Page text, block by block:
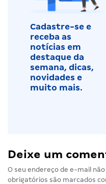
Cadastre-se e
receba as
notícias em
destaque da
semana, dicas,
novidades e
muito mais.
Deixe um
O seu endereço de e-mail
obrigatórios são marcados